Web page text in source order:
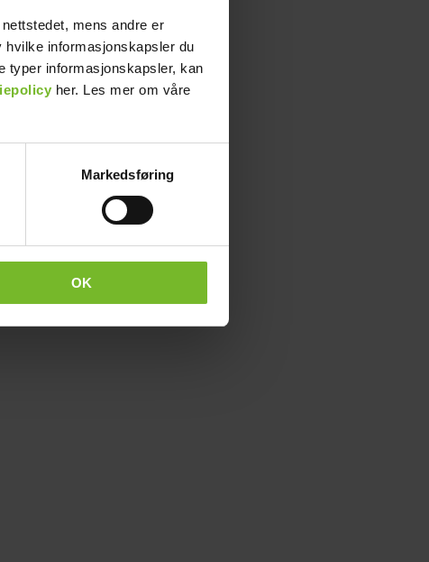
mens andre er
informasjonskapsler du
typer informasjonskapsler, kan
her. Les mer om våre
Markedsføring
OK